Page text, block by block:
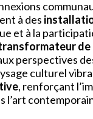
à des
et à la
de
perspectives
culturel
, renforçant
l’art